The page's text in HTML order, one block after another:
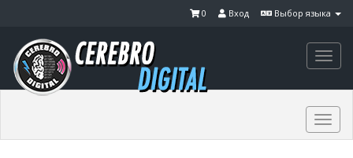
Выбор языка
Вход
0